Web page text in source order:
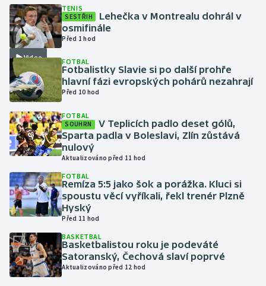
Jezdectví
Judo
Krasobruslení
Lyže a snowboard
Motorsport
Olympijské hry
Parasport
Plavání
Video
TENIS
SESTŘIH
Lehečka v Montrealu dohrál v
osmifinále
Před 1 hod
FOTBAL
Fotbalistky Slavie si po další prohře
hlavní fázi evropských pohárů nezahrají
Před 10 hod
FOTBAL
SOUHRN
V Teplicích padlo deset gólů,
Sparta padla v Boleslavi, Zlín zůstává
nulový
Aktualizováno před 11 hod
FOTBAL
Remíza 5:5 jako šok a porážka. Kluci si
spoustu věcí vyříkali, řekl trenér Plzně
Hyský
Před 11 hod
BASKETBAL
Basketbalistou roku je podeváté
Satoranský, Čechová slaví poprvé
Aktualizováno před 12 hod